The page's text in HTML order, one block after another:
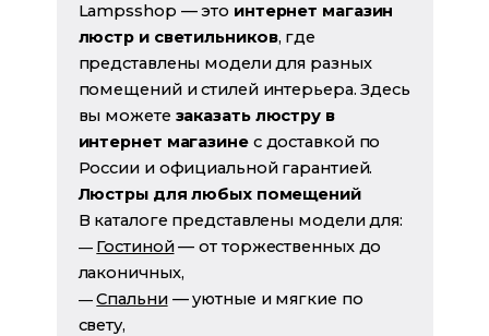
Lampsshop — это интернет магазин
люстр и светильников, где
представлены модели для разных
помещений и стилей интерьера. Здесь
вы можете заказать люстру в
интернет магазинес доставкой по
России и официальной гарантией.
Люстры для любых помещений
В каталоге представлены модели для:
— Гостиной— от торжественных до
лаконичных,
—Спальни— уютные и мягкие по
свету,